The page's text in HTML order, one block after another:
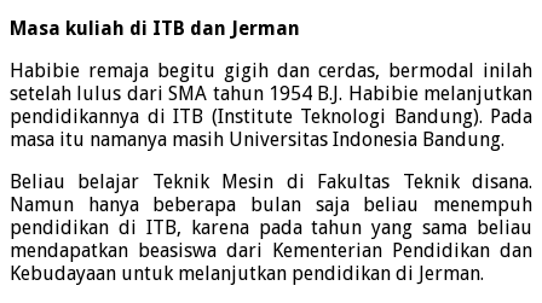
Masa kuliah di ITB dan Jerman
Habibie remaja begitu gigih dan cerdas, bermodal inilah
setelah lulus dari SMA tahun 1954 B.J. Habibie melanjutkan
pendidikannya di ITB (Institute Teknologi Bandung). Pada
masa itu namanya masih Universitas Indonesia Bandung.
Beliau belajar Teknik Mesin di Fakultas Teknik disana.
Namun hanya beberapa bulan saja beliau menempuh
pendidikan di ITB, karena pada tahun yang sama beliau
mendapatkan beasiswa dari Kementerian Pendidikan dan
Kebudayaan untuk melanjutkan pendidikan di Jerman.